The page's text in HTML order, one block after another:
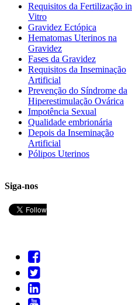
Requisitos da Fertilização in
Vitro
Gravidez Ectópica
Hematomas Uterinos na
Gravidez
Fases da Gravidez
Requisitos da Inseminação
Artificial
Prevenção do Síndrome da
Hiperestimulação Ovárica
Impotência Sexual
Qualidade embrionária
Depois da Inseminação
Artificial
Pólipos Uterinos
Siga-nos